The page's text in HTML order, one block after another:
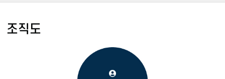
조직도